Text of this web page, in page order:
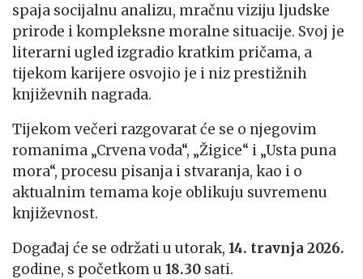
spaja socijalnu analizu, mračnu viziju ljudske
prirode i kompleksne moralne situacije. Svoj je
literarni ugled izgradio kratkim pričama, a
tijekom karijere osvojio je i niz prestižnih
književnih nagrada.
Tijekom večeri razgovarat će se o njegovim
romanima „Crvena voda“, „Žigice“ i „Usta puna
mora“, procesu pisanja i stvaranja, kao i o
aktualnim temama koje oblikuju suvremenu
književnost.
Događaj će se održati u utorak, 14. travnja 2026.
godine, s početkom u 18.30 sati.